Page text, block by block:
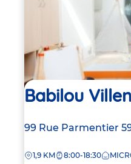
Babilou
Adresse
la
99 Rue Parmentier
DISTANCE
1,9 KM 8:00-18:30